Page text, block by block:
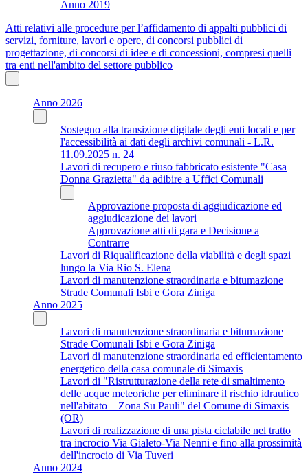
Anno 2019
Atti relativi alle procedure per l’affidamento di appalti pubblici di
servizi, forniture, lavori e opere, di concorsi pubblici di
progettazione, di concorsi di idee e di concessioni, compresi quelli
tra enti nell'ambito del settore pubblico
Anno 2026
Sostegno alla transizione digitale degli enti locali e per
l'accessibilità ai dati degli archivi comunali - L.R.
11.09.2025 n. 24
Lavori di recupero e riuso fabbricato esistente "Casa
Donna Grazietta" da adibire a Uffici Comunali
Approvazione proposta di aggiudicazione ed
aggiudicazione dei lavori
Approvazione atti di gara e Decisione a
Contrarre
Lavori di Riqualificazione della viabilità e degli spazi
lungo la Via Rio S. Elena
Lavori di manutenzione straordinaria e bitumazione
Strade Comunali Isbi e Gora Ziniga
Anno 2025
Lavori di manutenzione straordinaria e bitumazione
Strade Comunali Isbi e Gora Ziniga
Lavori di manutenzione straordinaria ed efficientamento
energetico della casa comunale di Simaxis
Lavori di "Ristrutturazione della rete di smaltimento
delle acque meteoriche per eliminare il rischio idraulico
nell'abitato – Zona Su Pauli" del Comune di Simaxis
(OR)
Lavori di realizzazione di una pista ciclabile nel tratto
tra incrocio Via Gialeto-Via Nenni e fino alla prossimità
dell'incrocio di Via Tuveri
Anno 2024